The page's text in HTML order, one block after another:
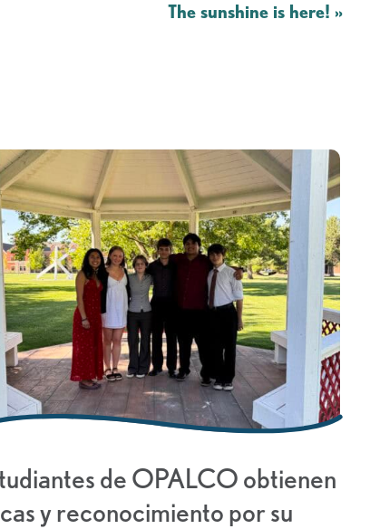
The sunshine is here! »
de OPALCO obtienen
y reconocimiento por su